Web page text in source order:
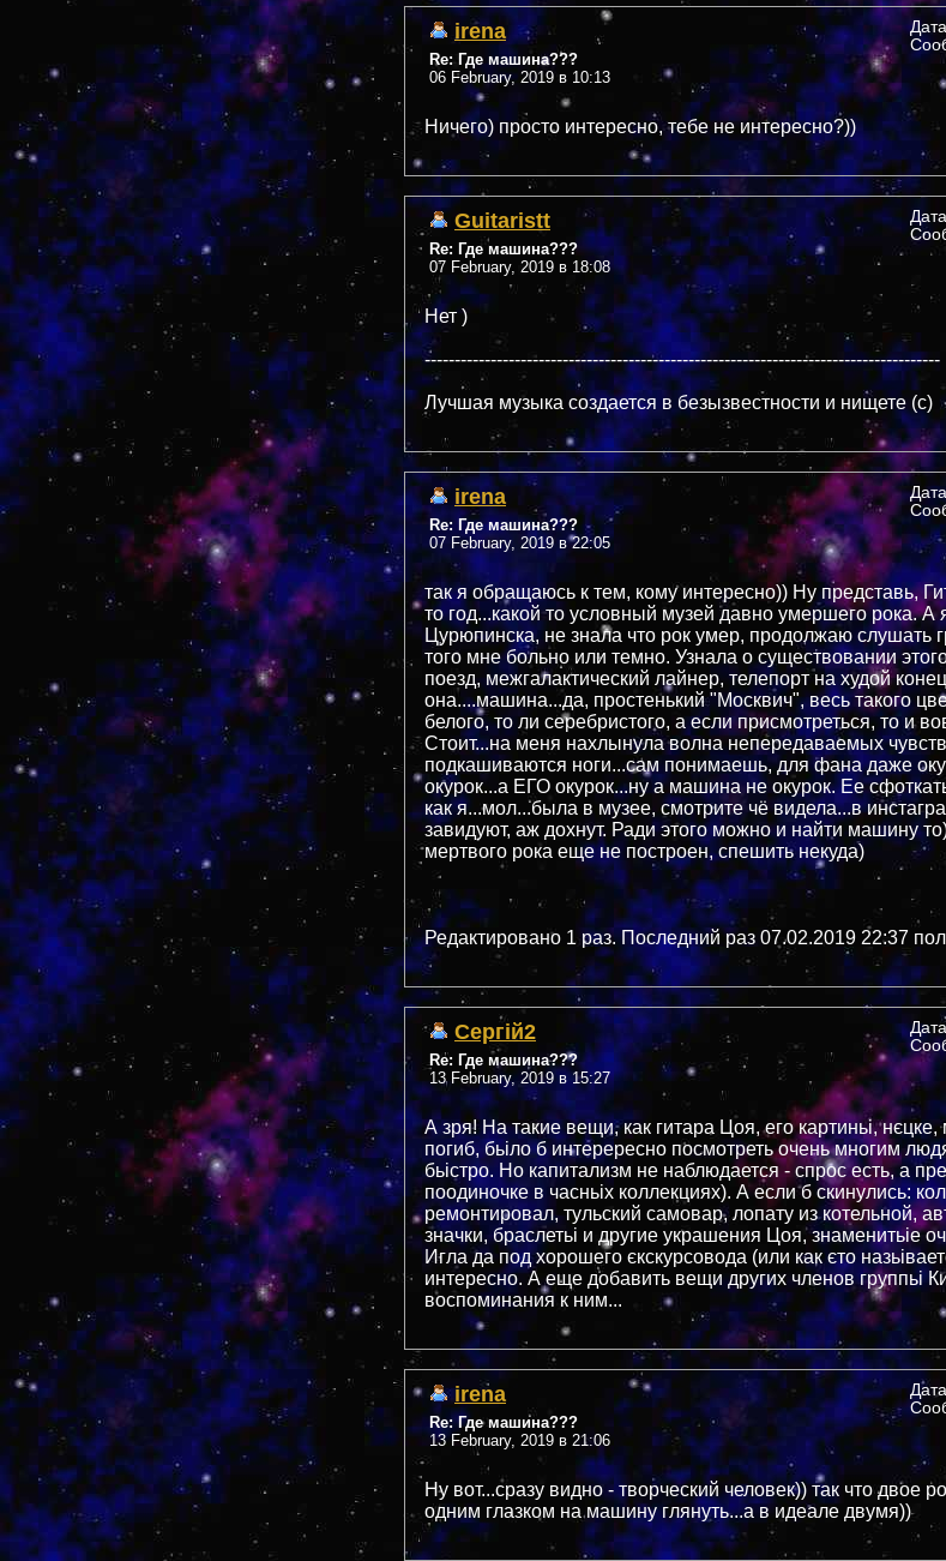
irena
Re: Где машина???
06 February, 2019 в 10:13
Ничего) просто интересно, тебе не интересно?))
Guitaristt
Re: Где машина???
07 February, 2019 в 18:08
Нет )
--------------------------------------------------------------------------------------
Лучшая музыка создается в безызвестности и нищете (c)
irena
Re: Где машина???
07 February, 2019 в 22:05
так я обращаюсь к тем, кому интересно)) Ну представь,
то год...какой то условный музей давно умершего рока. А
Цурюпинска, не знала что рок умер, продолжаю слушать
того мне больно или темно. Узнала о существовании
поезд, межгалактический лайнер, телепорт на худой
она....машина...да, простенький "Москвич", весь такого
белого, то ли серебристого, а если присмотреться, то и
Стоит...на меня нахлынула волна непередаваемых
подкашиваются ноги...сам понимаешь, для фана даже
окурок...а ЕГО окурок...ну а машина не окурок. Ее
как я...мол...была в музее, смотрите чё видела...в
завидуют, аж дохнут. Ради этого можно и найти машину
мертвого рока еще не построен, спешить некуда)
Редактировано 1 раз. Последний раз 07.02.2019 22:37
Сергій2
Re: Где машина???
13 February, 2019 в 15:27
А зря! На такие вещи, как гитара Цоя, его картиньі,
погиб, бьіло б интерересно посмотреть очень многим
бьістро. Но капитализм не наблюдается - спрос есть, а
поодиночке в часньіх коллекциях). А если б скинулись:
ремонтировал, тульский самовар, лопату из котельной,
значки, браслетьі и другие украшения Цоя, знаменитьіе
Игла да под хорошего єкскурсовода (или как єто
интересно. А еще добавить вещи других членов группьі
воспоминания к ним...
irena
Re: Где машина???
13 February, 2019 в 21:06
Ну вот...сразу видно - творческий человек)) так что двое
одним глазком на машину глянуть...а в идеале двумя))